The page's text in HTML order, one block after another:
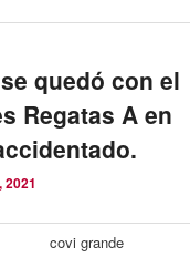
quedó con el
Regatas A en
2021